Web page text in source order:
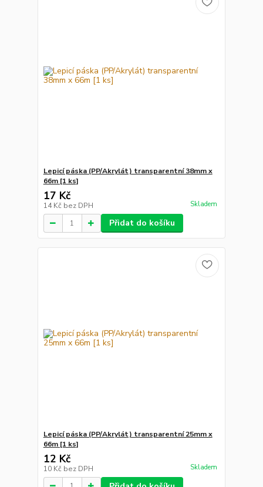
Lepicí páska (PP/Akrylát) transparentní 38mm x
66m [1 ks]
17 Kč
14 Kč bez DPH Skladem
Přidat do košíku
Lepicí páska (PP/Akrylát) transparentní 25mm x
66m [1 ks]
12 Kč
10 Kč bez DPH Skladem